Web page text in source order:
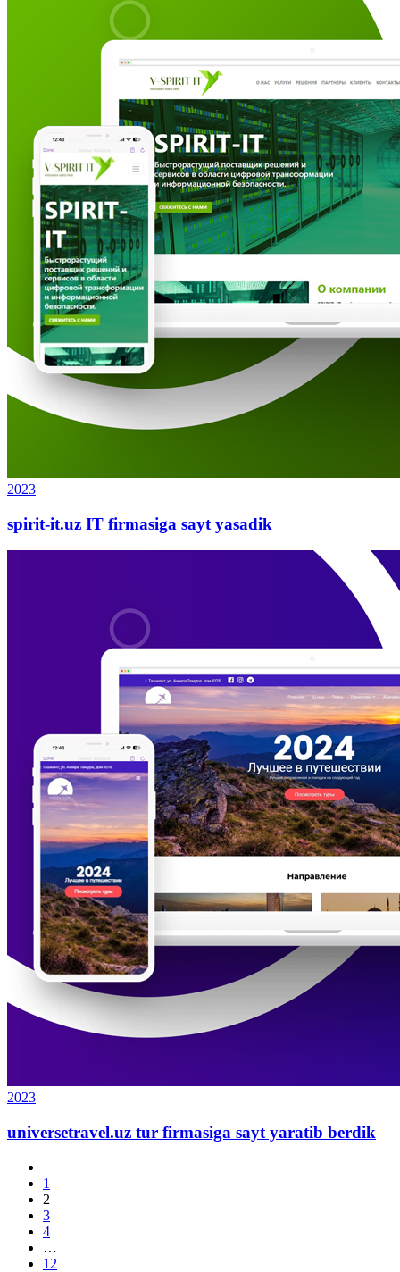
2023
spirit-it.uz IT firmasiga sayt yasadik
2023
universetravel.uz tur firmasiga sayt yaratib berdik
1
2
3
4
…
12